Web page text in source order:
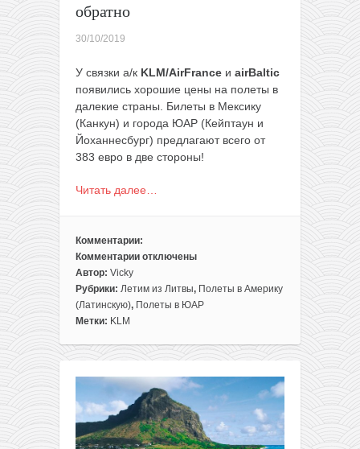
обратно
30/10/2019
У связки а/к KLM/AirFrance и airBaltic
появились хорошие цены на полеты в
далекие страны. Билеты в Мексику
(Канкун) и города ЮАР (Кейптаун и
Йоханнесбург) предлагают всего от
383 евро в две стороны!
Читать далее…
Комментарии:
Комментарии
к
записи
Снижение
цен
KLM/AirFrance:
Вильнюса
в
Мексику
отключены
Автор: Vicky
Рубрики: Летим из Литвы, Полеты в Америку
(Латинскую), Полеты в ЮАР
Метки: KLM